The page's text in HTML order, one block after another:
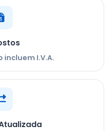
incluem I.V.A.